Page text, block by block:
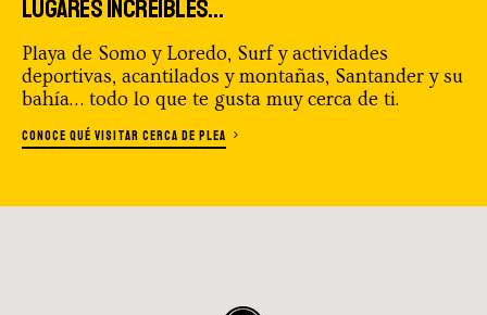
Loredo Rescue 2022 Beach Race · Visión
1:21 min.
Presentación PLEA Surf School
LUGARES INCREÍBLES…
Playa de Somo y Loredo, Surf y actividades
deportivas, acantilados y montañas, Santander y su
bahía… todo lo que te gusta muy cerca de ti.
CONOCE QUÉ VISITAR CERCA DE PLEA